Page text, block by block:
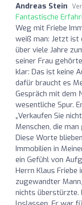
Andreas Stein
Fantastische
Weg mit Friebe
weiß man: Jetzt ist
über viele Jahre
seiner Frau
klar: Das ist keine
dafür braucht es
Gespräch mit dem
wesentliche Spur.
„Verkaufen Sie
Menschen, die
Diese Worte
Immobilien in
ein Gefühl von
Herrn Klaus Friebe
zugewandter
nichts überstürzte.